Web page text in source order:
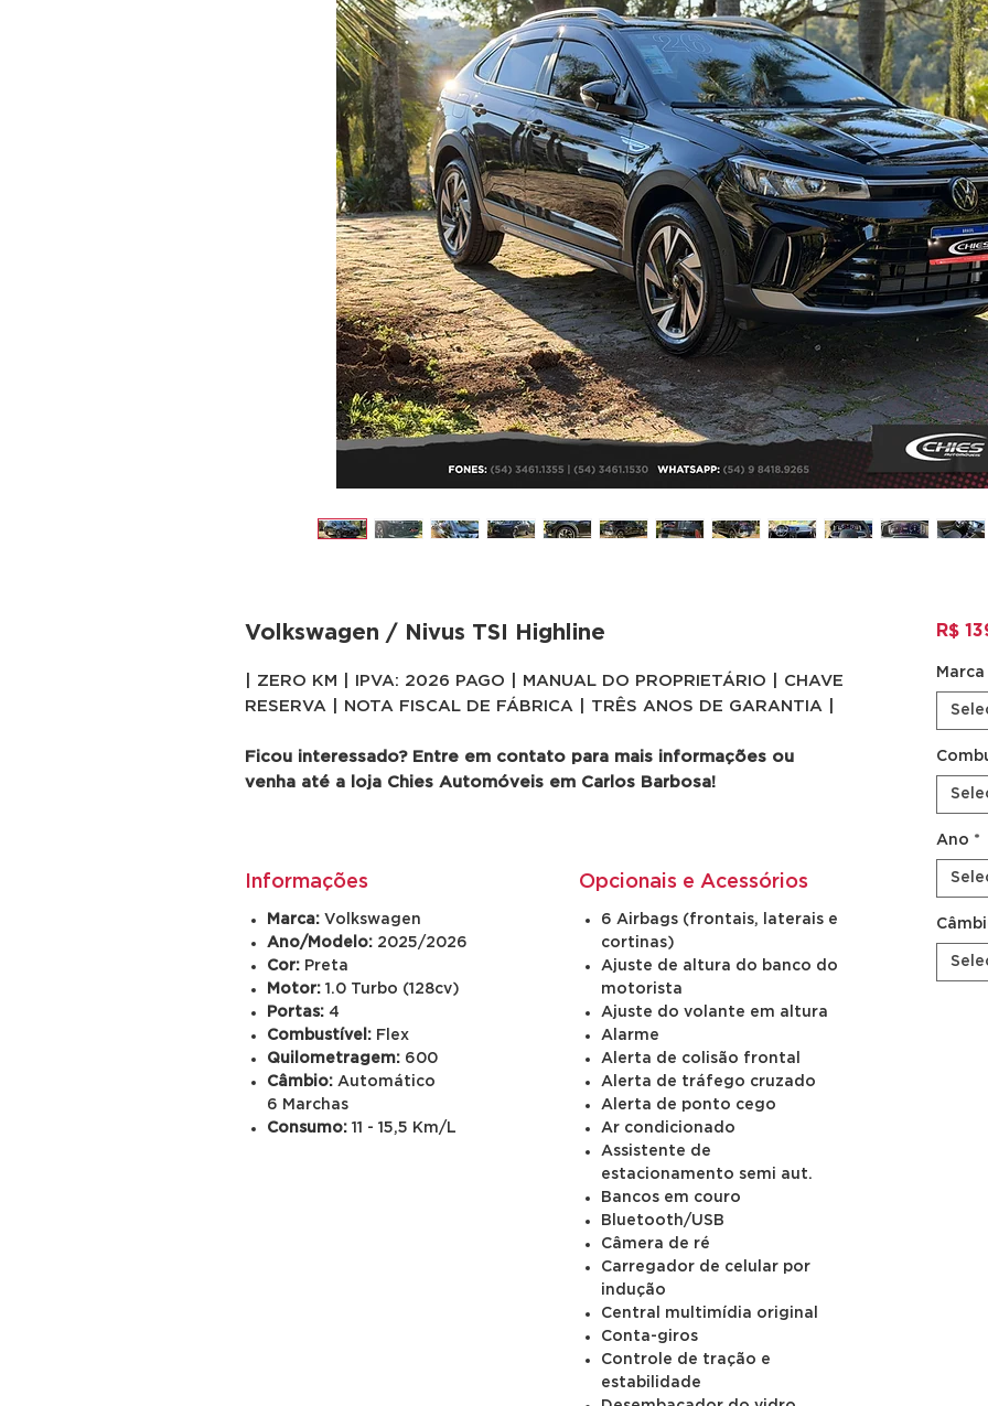
ARRASTE PARA
VER MAIS
FOTOS
Volkswagen / Nivus TSI Highline
| ZERO KM | IPVA: 2026 PAGO | MANUAL DO PROPRIETÁRIO | CHAVE
RESERVA | NOTA FISCAL DE FÁBRICA | TRÊS ANOS DE GARANTIA |
Ficou interessado? Entre em contato para mais informações ou
venha até a loja Chies Automóveis em Carlos Barbosa!
Informações
Marca: Volkswagen
Ano/Modelo: 2025/2026
Cor: Preta
Motor: 1.0 Turbo (128cv)
Portas: 4
Combustível: Flex
Quilometragem: 600
Câmbio: Automático
6 Marchas
Consumo: 11 - 15,5 Km/L
Opcionais e Acessórios
6 Airbags (frontais, laterais e
cortinas)
Ajuste de altura do banco do
motorista
Ajuste do volante em altura
Alarme
Alerta de colisão frontal
Alerta de tráfego cruzado
Alerta de ponto cego
Ar condicionado
Assistente de
estacionamento semi aut.
Bancos em couro
Bluetooth/USB
Câmera de ré
Carregador de celular por
indução
Central multimídia original
Conta-giros
Controle de tração e
estabilidade
R$
Marca
Ano *